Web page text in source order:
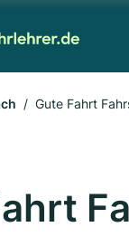
Gute Fahrt